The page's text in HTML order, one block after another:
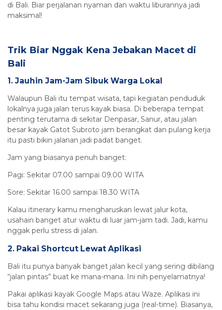
di Bali. Biar perjalanan nyaman dan waktu liburannya jadi
maksimal!
Trik Biar Nggak Kena Jebakan Macet di
Bali
1. Jauhin Jam-Jam Sibuk Warga Lokal
Walaupun Bali itu tempat wisata, tapi kegiatan penduduk
lokalnya juga jalan terus kayak biasa. Di beberapa tempat
penting terutama di sekitar Denpasar, Sanur, atau jalan
besar kayak Gatot Subroto jam berangkat dan pulang kerja
itu pasti bikin jalanan jadi padat banget.
Jam yang biasanya penuh banget:
Pagi: Sekitar 07.00 sampai 09.00 WITA
Sore: Sekitar 16.00 sampai 18.30 WITA
Kalau itinerary kamu mengharuskan lewat jalur kota,
usahain banget atur waktu di luar jam-jam tadi. Jadi, kamu
nggak perlu stress di jalan.
2. Pakai Shortcut Lewat Aplikasi
Bali itu punya banyak banget jalan kecil yang sering dibilang
“jalan pintas” buat ke mana-mana. Ini nih penyelamatnya!
Pakai aplikasi kayak Google Maps atau Waze. Aplikasi ini
bisa tahu kondisi macet sekarang juga (real-time). Biasanya,